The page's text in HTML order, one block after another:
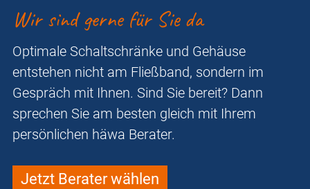
Wir sind gerne für Sie da
Optimale Schaltschränke und Gehäuse
entstehen nicht am Fließband, sondern im
Gespräch mit Ihnen. Sind Sie bereit? Dann
sprechen Sie am besten gleich mit Ihrem
persönlichen häwa Berater.
Jetzt Berater wählen